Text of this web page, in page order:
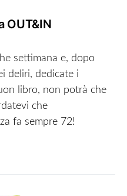
OUT&IN
settimana e, dopo
deliri, dedicate i
libro, non potrà che
che
fa sempre 72!